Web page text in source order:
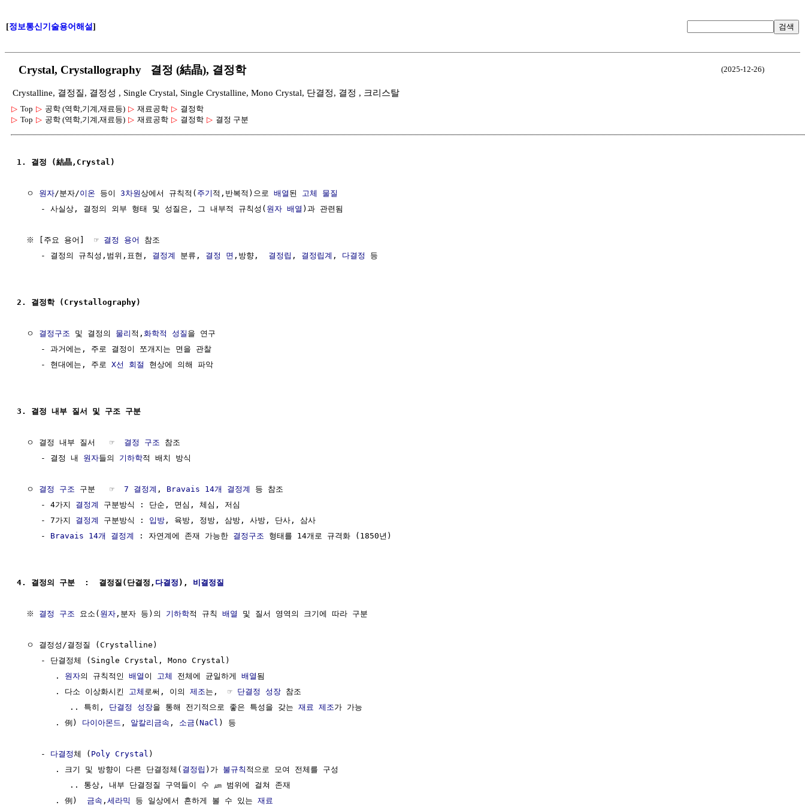
[정보통신기술용어해설] 검색
Crystal, Crystallography 결정 (結晶), 결정학 (2025-12-26)
Crystalline, 결정질, 결정성 , Single Crystal, Single Crystalline, Mono Crystal, 단결정, 결정 , 크리스탈
▷ Top ▷ 공학 (역학,기계,재료등) ▷ 재료공학 ▷ 결정학
▷ Top ▷ 공학 (역학,기계,재료등) ▷ 재료공학 ▷ 결정학 ▷ 결정 구분
1. 결정 (結晶,Crystal)
  ㅇ
원자/분자/이온 등이 3차원상에서 규칙적( 주기 적,반복적)으로 배열 된 고체
물질
     - 사실상, 결정의 외부 형태 및 성질은, 그 내부적 규칙성(
원자 배열 )과 관련됨
  ※ [주요 용어]  ☞
결정 용어
참조
     - 결정의 규칙성,범위,표현,
결정계 분류, 결정 면 ,방향, 결정립 , 결정립계 , 다결정 등
2. 결정학 (Crystallography)
  ㅇ
결정구조 및 결정의 물리 적, 화학적 성질 을 연구
     - 과거에는, 주로 결정이 쪼개지는 면을 관찰
     - 현대에는, 주로
X선 회절 현상에 의해 파악
3. 결정 내부 질서 및 구조 구분
  ㅇ 결정 내부 질서   ☞
결정 구조 참조
     - 결정 내
원자들의 기하학적 배치 방식
  ㅇ
결정 구조 구분   ☞ 7 결정계 , Bravais 14개 결정계
등 참조
     - 4가지
결정계
구분방식 : 단순, 면심, 체심, 저심
     - 7가지
결정계 구분방식 : 입방 , 육방, 정방, 삼방, 사방, 단사, 삼사
     -
Bravais 14개 결정계 : 자연계에 존재 가능한 결정구조 형태를 14개로 규격화 (1850년)
4. 결정의 구분  :  결정질(단결정, 다결정 ), 비결정질
  ※
결정 구조 요소( 원자 ,분자 등)의 기하학적 규칙 배열 및 질서 영역의 크기에 따라 구분
  ㅇ 결정성/결정질 (Crystalline)
     - 단결정체 (Single Crystal, Mono Crystal)
        .
원자의 규칙적인 배열 이 고체 전체에 균일하게 배열 됨
        . 다소 이상화시킨
고체 로써, 이의 제조는,  ☞ 단결정 성장 참조
           .. 특히,
단결정 성장을 통해 전기적으로 좋은 특성을 갖는 재료 제조가 가능
        . 例)
다이아몬드 , 알칼리금속 , 소금 (NaCl ) 등
     -
다결정체 ( Poly Crystal )
        . 크기 및 방향이 다른 단결정체(
결정립 )가 불규칙 적으로 모여 전체를 구성
           .. 통상, 내부 단결정질 구역들이 수 ㎛ 범위에 걸쳐 존재
        . 例)
금속 , 세라믹 등 일상에서 흔하게 볼 수 있는 재료